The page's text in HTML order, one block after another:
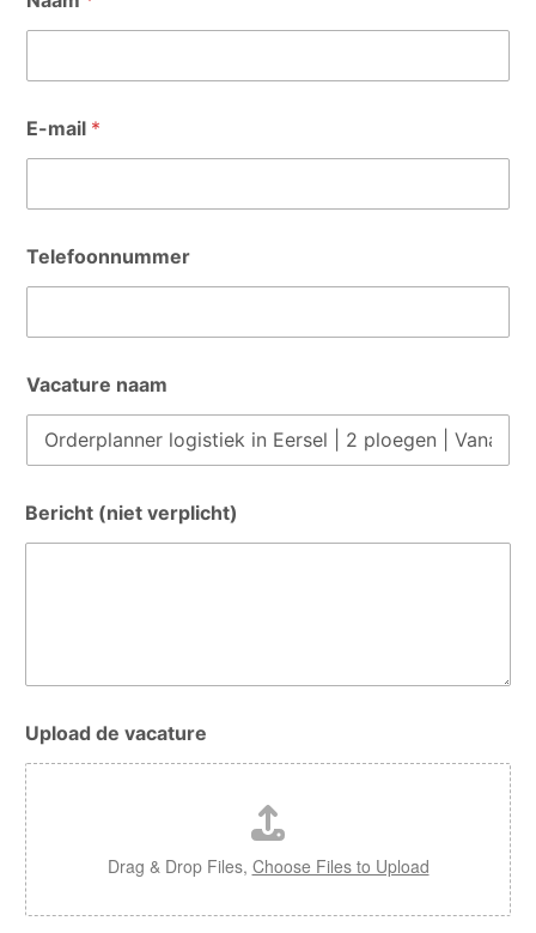
E-mail *
Telefoonnummer
Vacature naam
Bericht (niet verplicht)
p
l
o
a
d
V
a
c
a
Upload de vacature
Drag & Drop Files, Choose Files to Upload